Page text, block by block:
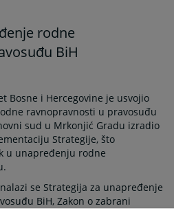
rodne
BiH
Bosne i Hercegovine je usvojio
ravnopravnosti u pravosuđu
sud u Mrkonjić Gradu izradio
Strategije, što
u unapređenju rodne
se Strategija za unapređenje
BiH, Zakon o zabrani